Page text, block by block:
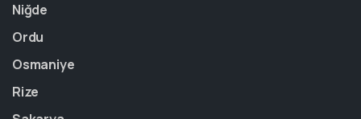
Niğde
Ordu
Osmaniye
Rize